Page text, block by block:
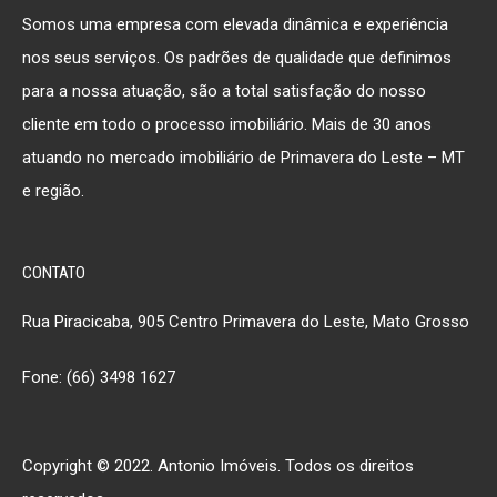
Somos uma empresa com elevada dinâmica e experiência
nos seus serviços. Os padrões de qualidade que definimos
para a nossa atuação, são a total satisfação do nosso
cliente em todo o processo imobiliário. Mais de 30 anos
atuando no mercado imobiliário de Primavera do Leste – MT
e região.
CONTATO
Rua Piracicaba, 905 Centro Primavera do Leste, Mato Grosso
Fone: (66) 3498 1627
Copyright © 2022. Antonio Imóveis. Todos os direitos